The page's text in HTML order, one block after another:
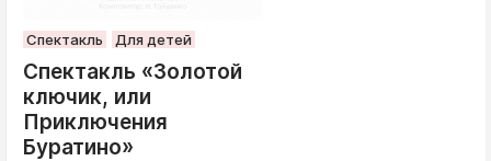
Спектакль Для детей
Спектакль «Золотой
ключик, или
Приключения
Буратино»